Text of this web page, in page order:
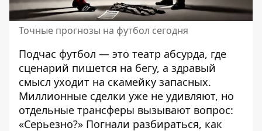
Точные прогнозы на футбол сегодня
Подчас футбол — это театр абсурда, где
сценарий пишется на бегу, а здравый
смысл уходит на скамейку запасных.
Миллионные сделки уже не удивляют, но
отдельные трансферы вызывают вопрос:
«Серьезно?» Погнали разбираться, как